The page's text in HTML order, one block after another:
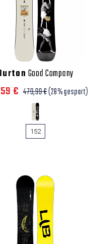
Good Company
€ 479,99 €(28% gespart)
152